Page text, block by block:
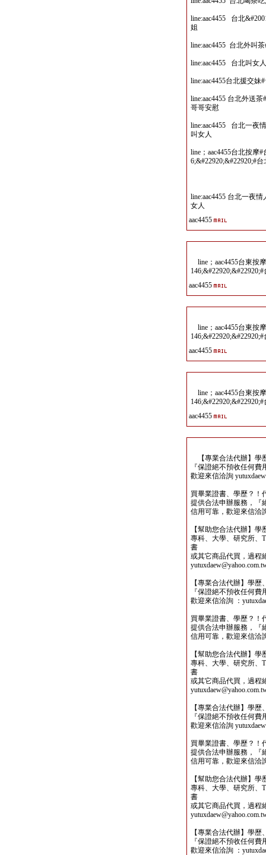
line:aac4455 台北
姐
line:aac4455 台北外叫
line:aac4455 台北叫女
line:aac4455台北援交
line:aac4455 台北外送
哥哥安慰
line:aac4455 台北一夜
叫女人
line；aac4455台北按摩
6;&#22920;&#22920;#
line:aac4455 台北一夜
女人
aac4455
line；aac4455台東按
aac4455
line；aac4455台東按
aac4455
line；aac4455台東按
aac4455
【專業合法代辦】學
『保證絕不預收任何
歡迎來信洽詢
買畢業證書、學歷？！
提供合法申辦服務，『
信用可靠，歡迎來信洽
【幫助您合法代辦】
專科、大學、研究所、
書
或其它商品代買，過程
【專業合法代辦】學
『保證絕不預收任何
歡迎來信洽詢 ：
買畢業證書、學歷？！
提供合法申辦服務，『
信用可靠，歡迎來信洽
【幫助您合法代辦】
專科、大學、研究所、
書
或其它商品代買，過程
【專業合法代辦】學
『保證絕不預收任何
歡迎來信洽詢
買畢業證書、學歷？！
提供合法申辦服務，『
信用可靠，歡迎來信洽
【幫助您合法代辦】
專科、大學、研究所、
書
或其它商品代買，過程
【專業合法代辦】學
『保證絕不預收任何
歡迎來信洽詢 ：